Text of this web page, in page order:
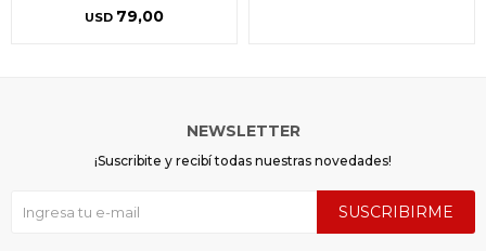
USD 79,00
NEWSLETTER
¡Suscribite y recibí todas nuestras novedades!
SUSCRIBIRME